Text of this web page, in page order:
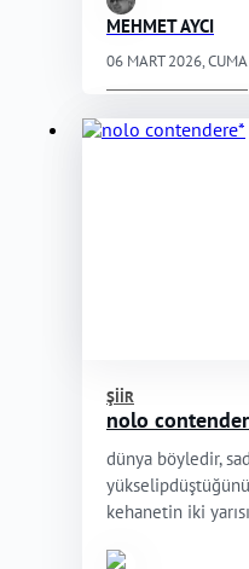
MEHMET AYCI
06 MART 2026, CUMA
ŞIIR
nolo
dünya böyledir,
kehanetin iki